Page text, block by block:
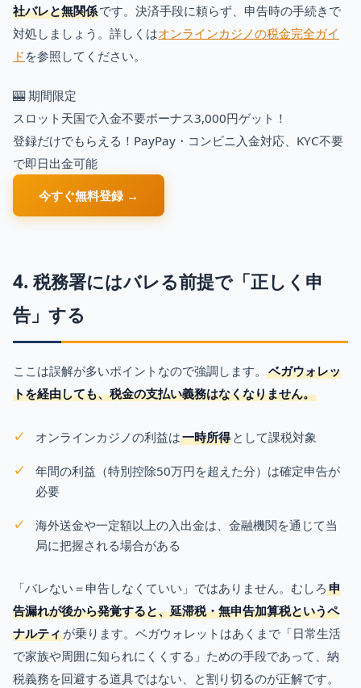
社バレと無関係です。決済手段に頼らず、申告時の手続きで
対処しましょう。詳しくはオンラインカジノの税金完全ガイ
ド を参照してください。
🎰 期間限定
スロット天国で入金不要ボーナス3,000円ゲット！
登録だけでもらえる！PayPay・コンビニ入金対応、KYC不要
で即日出金可能
今すぐ無料登録 →
4. 税務署にはバレる前提で「正しく申
告」する
ここは誤解が多いポイントなので強調します。 ベガウォレッ
トを経由しても、税金の支払い義務はなくなりません。
オンラインカジノの利益は一時所得 として課税対象
年間の利益（特別控除50万円を超えた分）は確定申告が
必要
海外送金や一定額以上の入出金は、金融機関を通じて当
局に把握される場合がある
「バレない＝申告しなくていい」ではありません。むしろ 申
告漏れが後から発覚すると、延滞税・無申告加算税というペ
ナルティが乗ります。ベガウォレットはあくまで「日常生活
で家族や周囲に知られにくくする」ための手段であって、納
税義務を回避する道具ではない、と割り切るのが正解です。